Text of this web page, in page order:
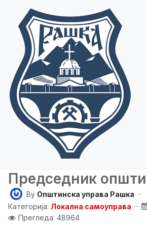
Председник
By Општинска управа Рашка
Категорија: Локална самоуправа
Прегледа: 48964